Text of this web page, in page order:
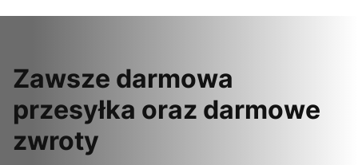
Zawsze darmowa
przesyłka oraz darmowe
zwroty